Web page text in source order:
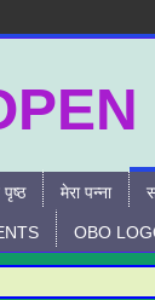
मेरा पन्ना
OBO